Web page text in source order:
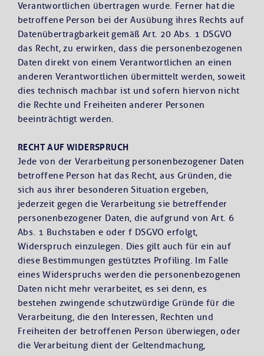
Verantwortlichen übertragen wurde. Ferner hat die
betroffene Person bei der Ausübung ihres Rechts auf
Datenübertragbarkeit gemäß Art. 20 Abs. 1 DSGVO
das Recht, zu erwirken, dass die personenbezogenen
Daten direkt von einem Verantwortlichen an einen
anderen Verantwortlichen übermittelt werden, soweit
dies technisch machbar ist und sofern hiervon nicht
die Rechte und Freiheiten anderer Personen
beeinträchtigt werden.
RECHT AUF WIDERSPRUCH
Jede von der Verarbeitung personenbezogener Daten
betroffene Person hat das Recht, aus Gründen, die
sich aus ihrer besonderen Situation ergeben,
jederzeit gegen die Verarbeitung sie betreffender
personenbezogener Daten, die aufgrund von Art. 6
Abs. 1 Buchstaben e oder f DSGVO erfolgt,
Widerspruch einzulegen. Dies gilt auch für ein auf
diese Bestimmungen gestütztes Profiling. Im Falle
eines Widerspruchs werden die personenbezogenen
Daten nicht mehr verarbeitet, es sei denn, es
bestehen zwingende schutzwürdige Gründe für die
Verarbeitung, die den Interessen, Rechten und
Freiheiten der betroffenen Person überwiegen, oder
die Verarbeitung dient der Geltendmachung,